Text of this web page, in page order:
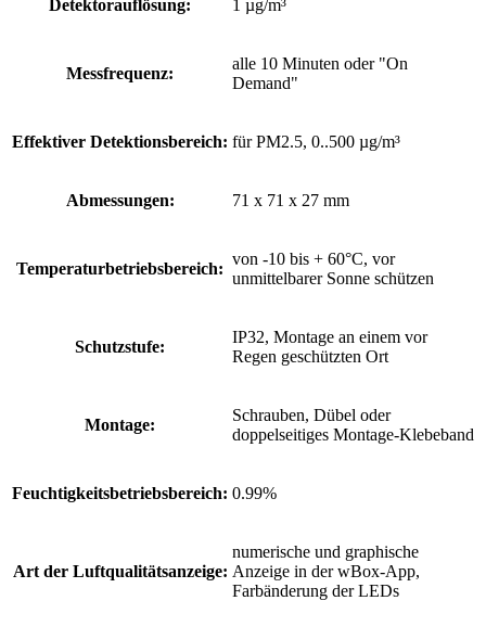
Detektorauflösung: 1 µg/m³
Messfrequenz:
alle 10 Minuten oder "On
Demand"
Effektiver Detektionsbereich: für PM2.5, 0..500 µg/m³
Abmessungen: 71 x 71 x 27 mm
Temperaturbetriebsbereich:
von -10 bis + 60°C, vor
unmittelbarer Sonne schützen
Schutzstufe:
IP32, Montage an einem vor
Regen geschützten Ort
Montage:
Schrauben, Dübel oder
doppelseitiges Montage-Klebeband
Feuchtigkeitsbetriebsbereich: 0.99%
Art der Luftqualitätsanzeige:
numerische und graphische
Anzeige in der wBox-App,
Farbänderung der LEDs